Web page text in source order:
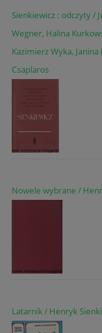
Sienkiewicz : odczyty /
Wegner, Halina
Kazimierz Wyka,
Csaplaros
Nowele wybrane /
Latarnik / Henryk